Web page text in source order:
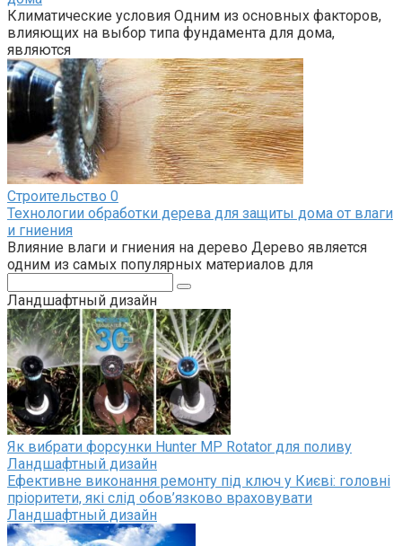
Климатические условия Одним из основных факторов,
влияющих на выбор типа фундамента для дома,
являются
Строительство 0
Технологии обработки дерева для защиты дома от влаги
и гниения
Влияние влаги и гниения на дерево Дерево является
одним из самых популярных материалов для
Ландшафтный дизайн
Як вибрати форсунки Hunter MP Rotator для поливу
Ландшафтный дизайн
Ефективне виконання ремонту під ключ у Києві: головні
пріоритети, які слід обов’язково враховувати
Ландшафтный дизайн